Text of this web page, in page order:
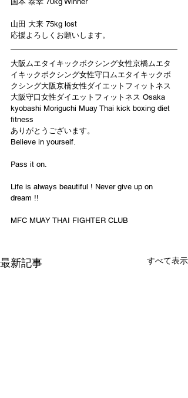
山田 大来 75kg lost
応援よろしくお願いします。
大阪ムエタイキックボクシング女性京橋ムエタ
イキックボクシング女性守口ムエタイキックボ
クシング大阪京橋女性ダイエットフィットネス
大阪守口女性ダイエットフィットネス Osaka
kyobashi Moriguchi Muay Thai kick boxing diet
fitness
ありがとうございます。
Believe in yourself.
Pass it on.
Life is always beautiful ! Never give up on
dream !!
MFC MUAY THAI FIGHTER CLUB
最新記事 すべて表示